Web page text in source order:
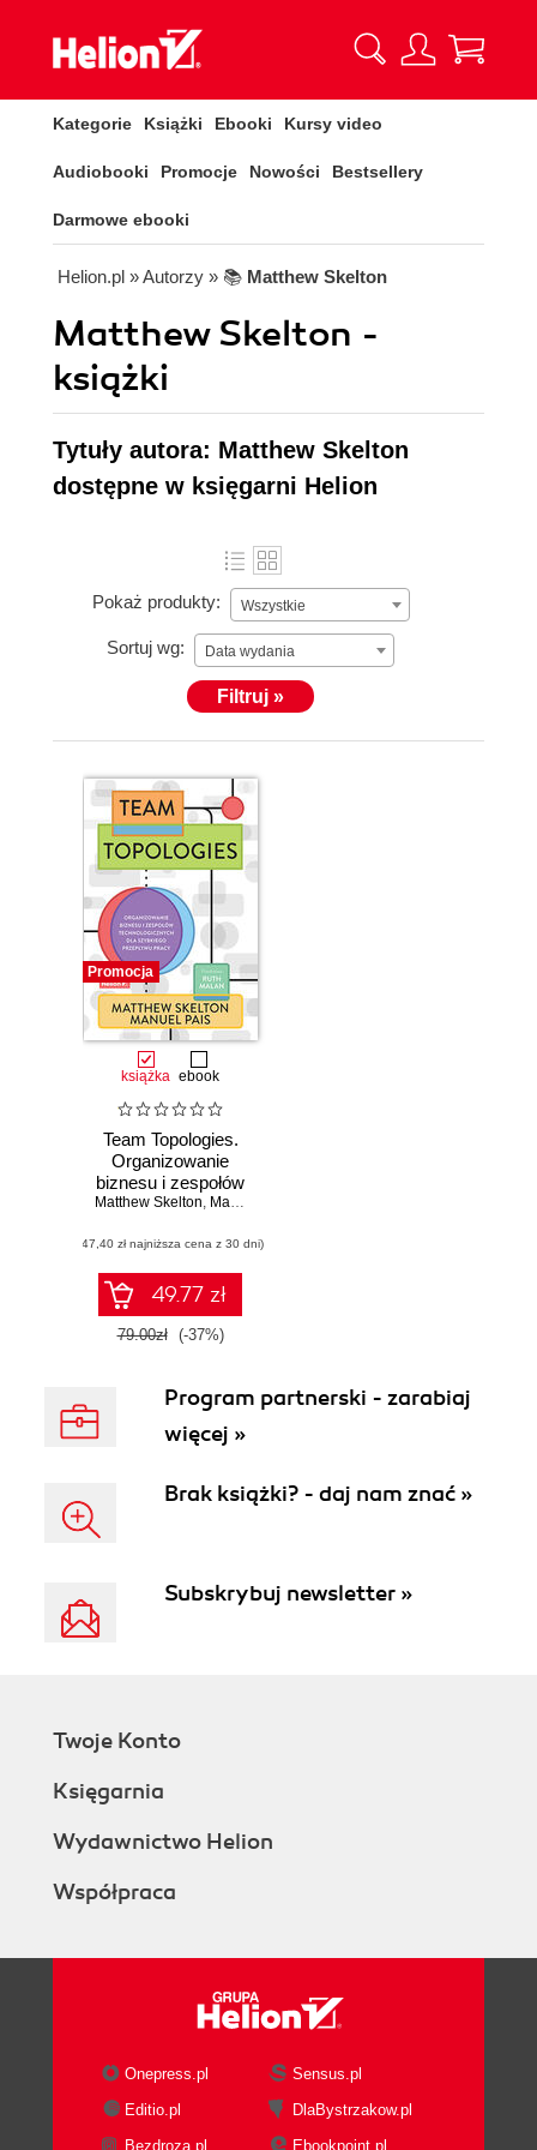
Kategorie Książki Ebooki Kursy video
Audiobooki Promocje Nowości Bestsellery
Darmowe ebooki
Helion.pl » Autorzy » 📚 Matthew Skelton
Matthew Skelton -
książki
Tytuły autora: Matthew Skelton
dostępne w księgarni Helion
Pokaż produkty: Wszystkie
Sortuj wg: Data wydania
Filtruj »
Promocja
książka ebook
Team Topologies.
Organizowanie
biznesu i zespołów
technologicznych
przepływu pracy
Matthew Skelton, Manuel Pais
(47,40 zł najniższa cena z 30 dni)
49.77 zł
79.00zł (-37%)
Program partnerski - zarabiaj
więcej »
Brak książki? - daj nam znać »
Subskrybuj newsletter »
Twoje Konto
Księgarnia
Wydawnictwo Helion
Współpraca
Onepress.pl
Sensus.pl
Editio.pl
DlaBystrzakow.pl
Bezdroza.pl
Ebookpoint.pl